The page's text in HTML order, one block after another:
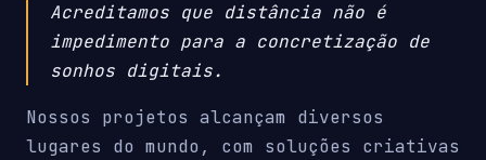
Acreditamos que distância não é
impedimento para a concretização de
sonhos digitais.
Nossos projetos alcançam diversos
lugares do mundo, com soluções criativas